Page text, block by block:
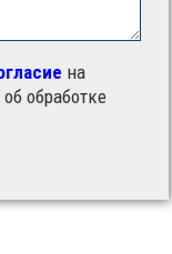
на
обработке